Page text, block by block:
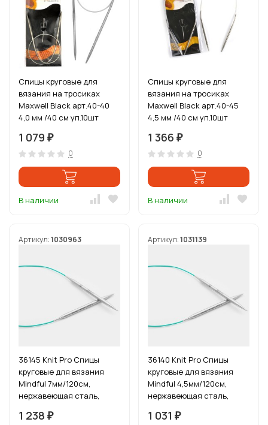
Спицы круговые для
вязания на тросиках
Maxwell Black арт.40-40
4,0 мм /40 см уп.10шт
1 079 ₽
0
В наличии
Спицы круговые для
вязания на тросиках
Maxwell Black арт.40-45
4,5 мм /40 см уп.10шт
1 366 ₽
0
В наличии
Артикул:1030963
36145 Knit Pro Спицы
круговые для вязания
Mindful 7мм/120см,
нержавеющая сталь,
1 238 ₽
Артикул:1031139
36140 Knit Pro Спицы
круговые для вязания
Mindful 4,5мм/120см,
нержавеющая сталь,
1 031 ₽